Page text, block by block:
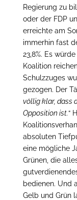
Regierung zu
oder der FDP
erreichte am
immerhin fast
23,8%. Es
Koalition
Schulzzuges
gezogen. Der
völlig klar, dass
Opposition ist.“
absoluten
eine mögliche
Grünen, die
bedienen. Und
Gelb und Grün